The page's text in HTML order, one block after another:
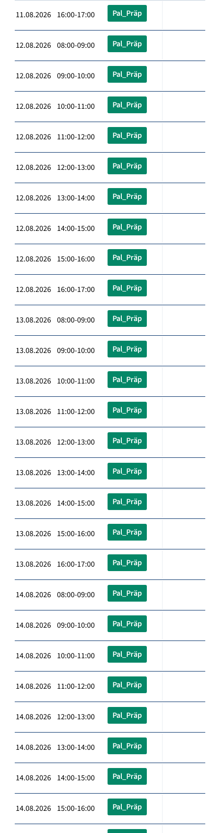
11.08.2026 16:00-17:00 Pal_Präp
12.08.2026 08:00-09:00 Pal_Präp
12.08.2026 09:00-10:00 Pal_Präp
12.08.2026 10:00-11:00 Pal_Präp
12.08.2026 11:00-12:00 Pal_Präp
12.08.2026 12:00-13:00 Pal_Präp
12.08.2026 13:00-14:00 Pal_Präp
12.08.2026 14:00-15:00 Pal_Präp
12.08.2026 15:00-16:00 Pal_Präp
12.08.2026 16:00-17:00 Pal_Präp
13.08.2026 08:00-09:00 Pal_Präp
13.08.2026 09:00-10:00 Pal_Präp
13.08.2026 10:00-11:00 Pal_Präp
13.08.2026 11:00-12:00 Pal_Präp
13.08.2026 12:00-13:00 Pal_Präp
13.08.2026 13:00-14:00 Pal_Präp
13.08.2026 14:00-15:00 Pal_Präp
13.08.2026 15:00-16:00 Pal_Präp
13.08.2026 16:00-17:00 Pal_Präp
14.08.2026 08:00-09:00 Pal_Präp
14.08.2026 09:00-10:00 Pal_Präp
14.08.2026 10:00-11:00 Pal_Präp
14.08.2026 11:00-12:00 Pal_Präp
14.08.2026 12:00-13:00 Pal_Präp
14.08.2026 13:00-14:00 Pal_Präp
14.08.2026 14:00-15:00 Pal_Präp
14.08.2026 15:00-16:00 Pal_Präp